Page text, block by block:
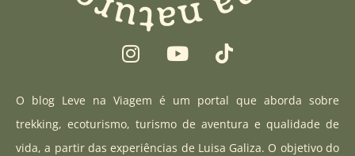
I
n
t
a
g
Y
o
t
u
b
T
i
t
o
k
O blog Leve na Viagem é um portal que aborda sobre
trekking, ecoturismo, turismo de aventura e qualidade de
vida, a partir das experiências de Luisa Galiza. O objetivo do